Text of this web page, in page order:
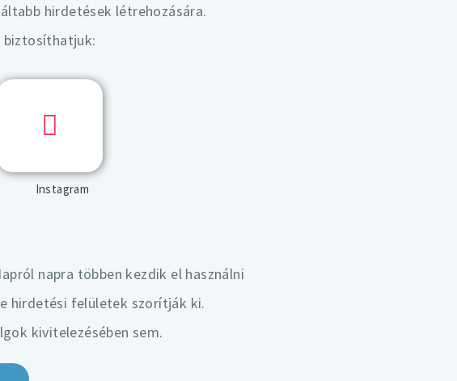
hirdetések létrehozására.
Instagram
napra többen kezdik el használni
hirdetési felületek szorítják ki.
kivitelezésében sem.